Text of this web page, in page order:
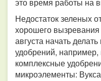
Недостаток зеленых
хорошего
августа начать
удобрений,
комплексные
микроэлементы: